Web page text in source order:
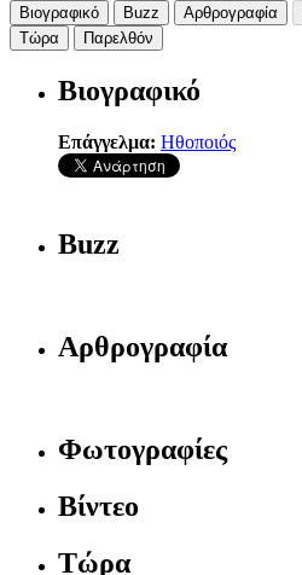
Βιογραφικό Buzz Αρθρογραφία
Τώρα
Παρελθόν
Βιογραφικό
Επάγγελμα: Ηθοποιός
Buzz
Αρθρογραφία
Φωτογραφίες
Βίντεο
Τώρα